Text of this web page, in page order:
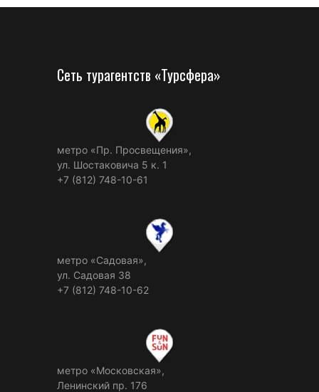
Сеть турагентств «Турсфера»
метро «Пр. Просвещения»,
ул. Шостаковича 5 к. 1
+7 (812) 748-10-61
метро «Садовая»,
ул. Садовая 38
+7 (812) 748-10-62
метро «Московская»,
Ленинский пр. 176